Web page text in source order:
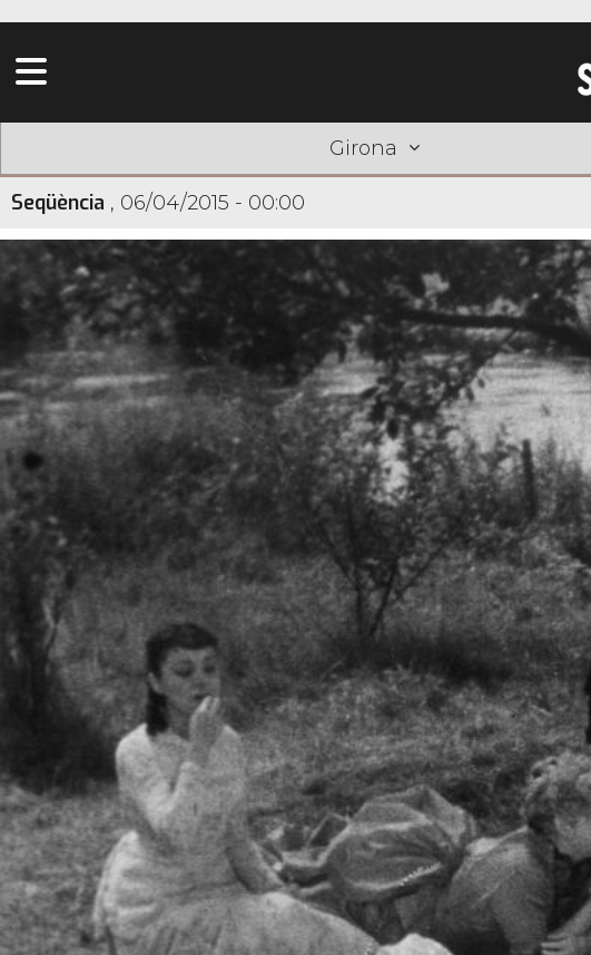
Girona
Seqüència , 06/04/2015 - 00:00